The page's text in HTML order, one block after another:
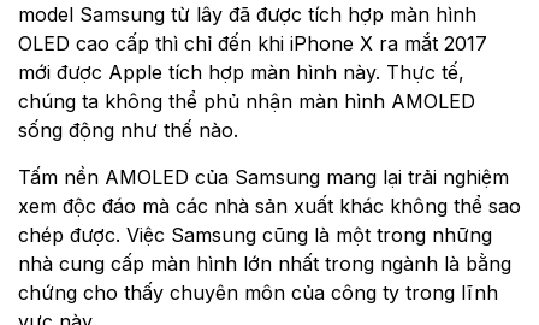
model Samsung từ lây đã được tích hợp màn hình
OLED cao cấp thì chỉ đến khi iPhone X ra mắt 2017
mới được Apple tích hợp màn hình này. Thực tế,
chúng ta không thể phủ nhận màn hình AMOLED
sống động như thế nào.
Tấm nền AMOLED của Samsung mang lại trải nghiệm
xem độc đáo mà các nhà sản xuất khác không thể sao
chép được. Việc Samsung cũng là một trong những
nhà cung cấp màn hình lớn nhất trong ngành là bằng
chứng cho thấy chuyên môn của công ty trong lĩnh